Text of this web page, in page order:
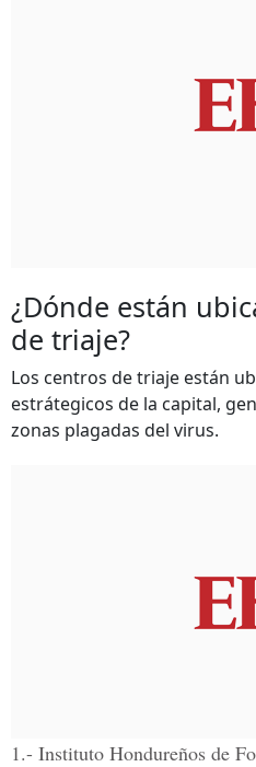
¿Dónde están
de triaje?
Los centros de triaje están
estrátegicos de la capital,
zonas plagadas del virus.
1.- Instituto Hondureños de